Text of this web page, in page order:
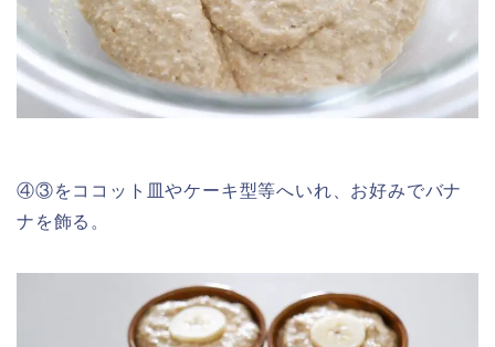
④③をココット皿やケーキ型等へいれ、お好みでバナ
ナを飾る。